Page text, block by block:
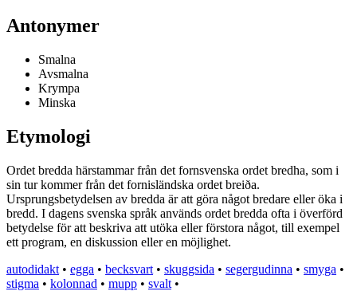
Antonymer
Smalna
Avsmalna
Krympa
Minska
Etymologi
Ordet bredda härstammar från det fornsvenska ordet bredha, som i
sin tur kommer från det fornisländska ordet breiða.
Ursprungsbetydelsen av bredda är att göra något bredare eller öka i
bredd. I dagens svenska språk används ordet bredda ofta i överförd
betydelse för att beskriva att utöka eller förstora något, till exempel
ett program, en diskussion eller en möjlighet.
autodidakt • egga • becksvart • skuggsida • segergudinna • smyga •
stigma • kolonnad • mupp • svalt •